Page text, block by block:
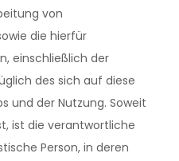
von
die hierfür
einschließlich der
des sich auf diese
und der Nutzung. Soweit
ist die verantwortliche
Person, in deren